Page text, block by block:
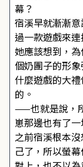
幕？
宿溪早就漸漸
過一款遊戲來
她應該想到，
個奶團子的形
什麼遊戲的大
的。
——也就是說，
崽那邊也有了
之前宿溪根本
己了，所以螢